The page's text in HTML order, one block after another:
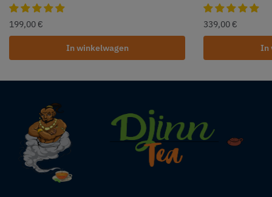
199,00 €
In winkelwagen
339,00 €
In